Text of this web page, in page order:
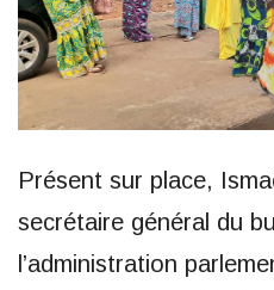
Présent sur place,
secrétaire général du
l’administration